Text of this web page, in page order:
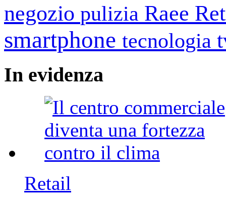
negozio pulizia Raee
smartphone tecnologia
In evidenza
Retail